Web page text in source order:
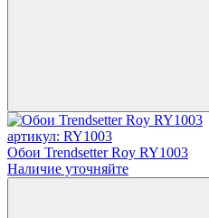
артикул: RY1003
Обои Trendsetter Roy RY1003
Наличие уточняйте